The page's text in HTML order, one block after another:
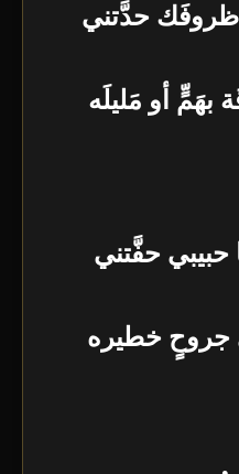
ظروفَك حدَّتني
بهَمٍّ أو مَليلَه
حبيبي حفَّتني
جروحٍ خطيره